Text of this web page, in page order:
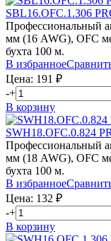
SBL16.OFC.1.306
Профессиональный
мм (16 AWG), OFC
бухта 100 м.
В избранное
Цена: 191 ₽
-+
В корзину
SWH18.OFC.0.824
Профессиональный
мм (18 AWG), OFC
бухта 100 м.
В избранное
Цена: 132 ₽
-+
В корзину